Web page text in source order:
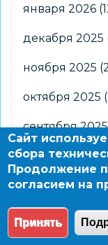
января 2026
декабря 2025
ноября 2025
октября 2025
сентября 2025
августа 2025
Сайт
сбора
Продолжение
согласием на
Принять